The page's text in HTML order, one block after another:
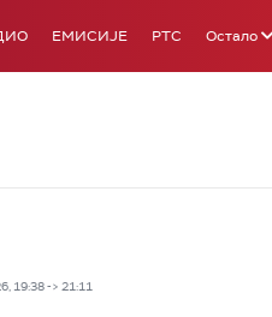
ЕМИСИЈЕ РТС Остало
19:38 -> 21:11